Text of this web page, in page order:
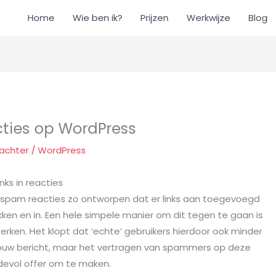
Home Wie ben ik? Prijzen Werkwijze Blog
op WordPress
/WordPress
in reacties
reacties zo ontworpen dat er links aan toegevoegd
en in. Een hele simpele manier om dit tegen te gaan is
Het klopt dat ‘echte’ gebruikers hierdoor ook minder
bericht, maar het vertragen van spammers op deze
offer om te maken.